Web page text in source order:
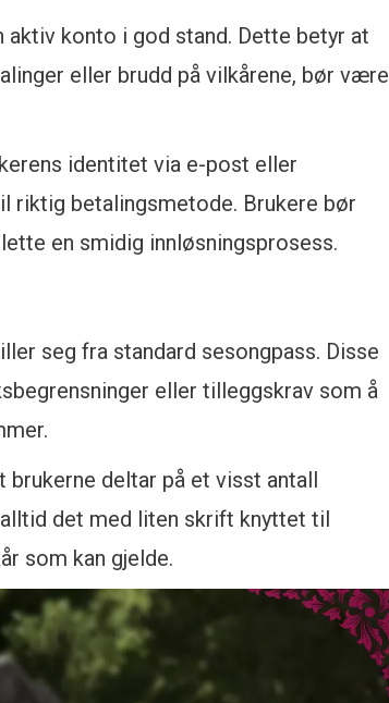
aktiv konto i god stand. Dette betyr at
eller brudd på vilkårene, bør være
identitet via e-post eller
riktig betalingsmetode. Brukere bør
en smidig innløsningsprosess.
seg fra standard sesongpass. Disse
eller tilleggskrav som å
brukerne deltar på et visst antall
det med liten skrift knyttet til
som kan gjelde.